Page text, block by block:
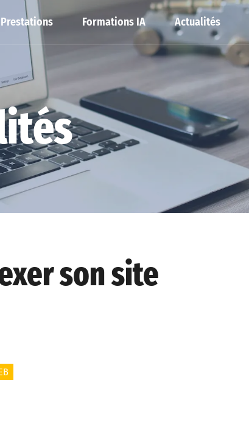
Prestations Formations IA Actualités
son site